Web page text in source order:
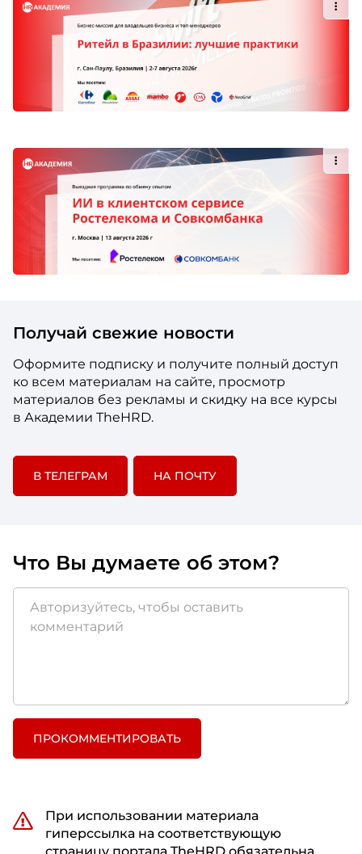
Получай свежие новости
Оформите подписку и получите полный доступ
ко всем материалам на сайте, просмотр
материалов без рекламы и скидку на все курсы
в Академии TheHRD.
В ТЕЛЕГРАМ НА ПОЧТУ
Что Вы думаете об этом?
ПРОКОММЕНТИРОВАТЬ
При использовании материала
гиперссылка на соответствующую